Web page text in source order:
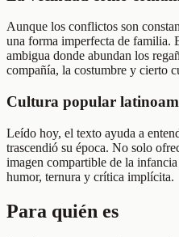
Aunque los conflictos son
una forma imperfecta de familia.
ambigua donde abundan los
compañía, la costumbre y cierto
Cultura popular
Leído hoy, el texto ayuda a
trascendió su época. No solo
imagen compartible de la
humor, ternura y crítica implícita.
Para quién es